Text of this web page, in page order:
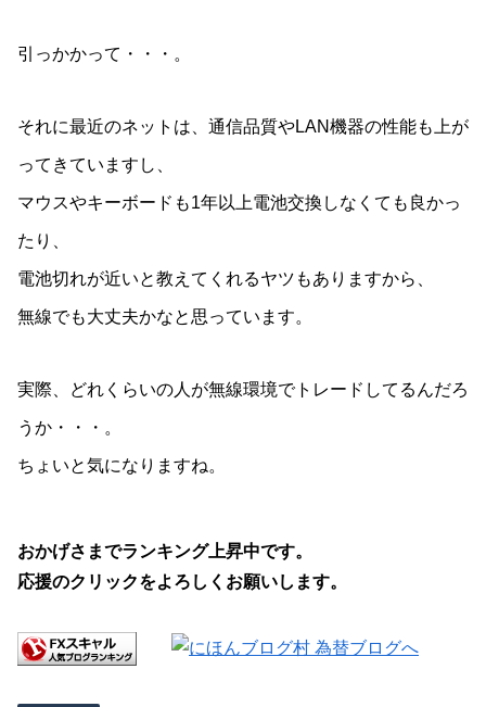
引っかかって・・・。
それに最近のネットは、通信品質やLAN機器の性能も上が
ってきていますし、
マウスやキーボードも1年以上電池交換しなくても良かっ
たり、
電池切れが近いと教えてくれるヤツもありますから、
無線でも大丈夫かなと思っています。
実際、どれくらいの人が無線環境でトレードしてるんだろ
うか・・・。
ちょいと気になりますね。
おかげさまでランキング上昇中です。
応援のクリックをよろしくお願いします。